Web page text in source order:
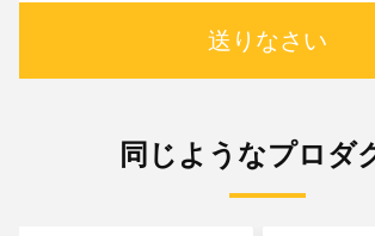
送りなさい
同じようなプロダ